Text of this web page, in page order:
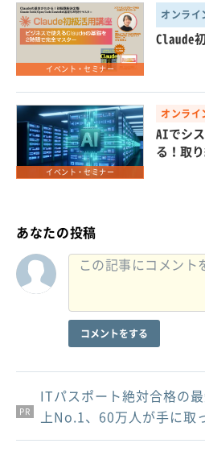
イベント・セミナー
Claude
イベント・セミナー
オンライ
AIでシ
る！取
あなたの投稿
コメントをする
PR
PR
PR
ITパスポート絶対合格の
上No.1、60万人が手に取